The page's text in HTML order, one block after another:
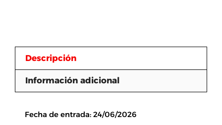
Descripción
Información adicional
Fecha de entrada: 24/06/2026